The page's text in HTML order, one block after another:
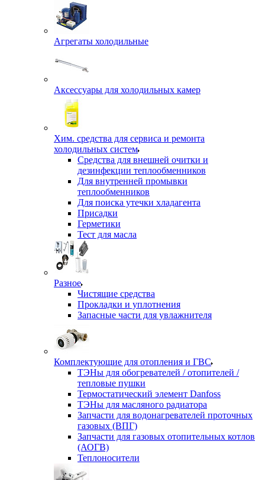
Агрегаты холодильные
Аксессуары для холодильных камер
Хим. средства для сервиса и ремонта
холодильных систем
Средства для внешней очитки и
дезинфекции теплообменников
Для внутренней промывки
теплообменников
Для поиска утечки хладагента
Присадки
Герметики
Тест для масла
Разное
Чистящие средства
Прокладки и уплотнения
Запасные части для увлажнителя
Комплектующие для отопления и ГВС
ТЭНы для обогревателей / отопителей /
тепловые пушки
Термостатический элемент Danfoss
ТЭНы для масляного радиатора
Запчасти для водонагревателей проточных
газовых (ВПГ)
Запчасти для газовых отопительных котлов
(АОГВ)
Теплоносители